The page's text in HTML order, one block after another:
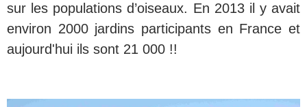
sur les populations d’oiseaux. En 2013 il y avait
environ 2000 jardins participants en France et
aujourd'hui ils sont 21 000 !!